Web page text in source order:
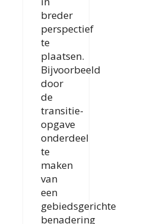
breder
perspectief
te
plaatsen.
Bijvoorbeeld
door
de
transitie-
opgave
onderdeel
te
maken
van
een
gebiedsgerichte
benadering